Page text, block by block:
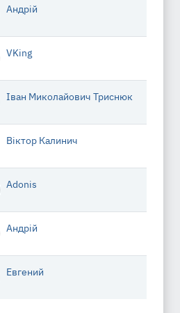
Андрій
VKing
Іван Миколайович Триснюк
Віктор Калинич
Adonis
Андрій
Евгений